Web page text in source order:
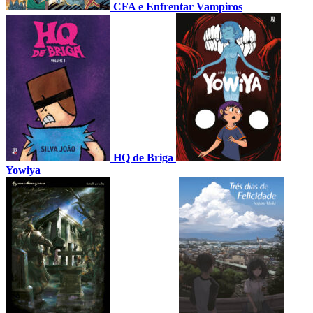
CFA e Enfrentar Vampiros
HQ de Briga
Yowiya